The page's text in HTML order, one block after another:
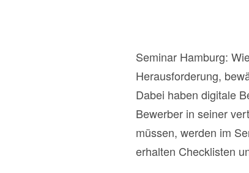
Seminar Hamburg:
Herausforderung,
Dabei haben digitale
Bewerber in seiner
müssen, werden im
erhalten Checklisten